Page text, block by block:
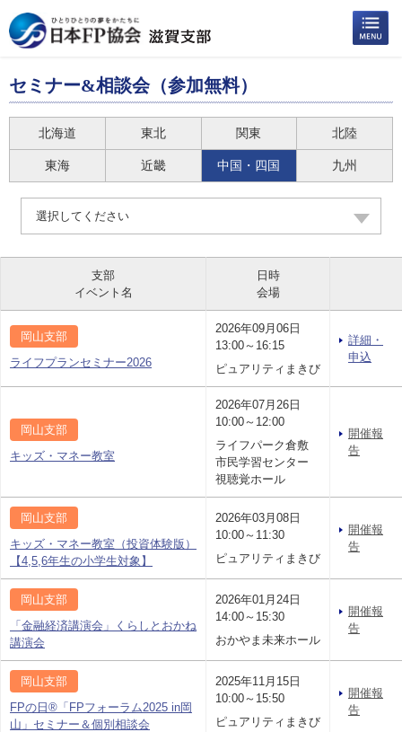
セミナー&相談会（参加無料）
北海道 東北 関東 北陸
東海 近畿 中国・四国 九州
選択してください
支部
イベント名
日時
会場
岡山支部
ライフプランセミナー2026
2026年09月06日
13:00～16:15
ピュアリティまきび
詳細・
申込
岡山支部
キッズ・マネー教室
2026年07月26日
10:00～12:00
ライフパーク倉敷
市民学習センター
視聴覚ホール
開催報
告
岡山支部
キッズ・マネー教室（投資体験版）
【4,5,6年生の小学生対象】
2026年03月08日
10:00～11:30
ピュアリティまきび
開催報
告
岡山支部
「金融経済講演会」くらしとおかね
講演会
2026年01月24日
14:00～15:30
おかやま未来ホール
開催報
告
岡山支部
FPの日®「FPフォーラム2025 in岡
山」セミナー＆個別相談会
2025年11月15日
10:00～15:50
ピュアリティまきび
開催報
告